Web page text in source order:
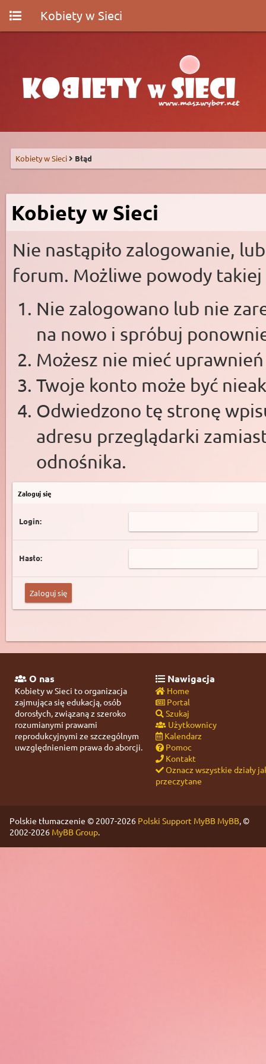
Kobiety w Sieci
Kobiety w Sieci Błąd
Kobiety w Sieci
Nie nastąpiło zalogowanie,
forum. Możliwe powody takiej
Nie zalogowano lub nie
na nowo i spróbuj
Możesz nie mieć
Twoje konto może być
Odwiedzono tę stronę
adresu przeglądarki
odnośnika.
Zaloguj się
Login:
Hasło:
O nas
Kobiety w Sieci to organizacja
zajmująca się edukacją, osób
dorosłych, związaną z szeroko
rozumianymi prawami
reprodukcyjnymi ze szczególnym
uwzględnieniem prawa do aborcji.
Nawigacja
Home
Portal
Szukaj
Użytkownicy
Kalendarz
Pomoc
Kontakt
Oznacz wszystkie działy
przeczytane
Polskie tłumaczenie © 2007-2026 Polski Support MyBB MyBB, ©
2002-2026 MyBB Group.